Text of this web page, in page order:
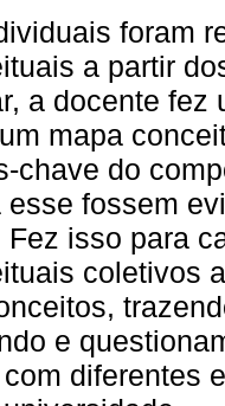
foram
a partir
a docente
mapa
chave do
fossem
Fez isso para
coletivos
e
diferentes